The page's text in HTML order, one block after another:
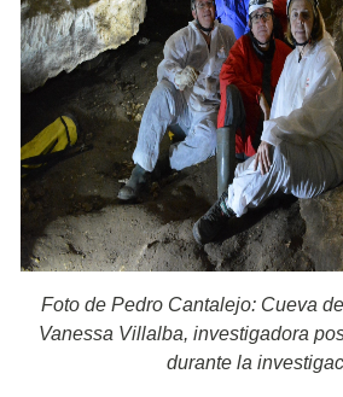
Foto de Pedro Cantalejo: Cueva
Vanessa Villalba, investigadora
durante la